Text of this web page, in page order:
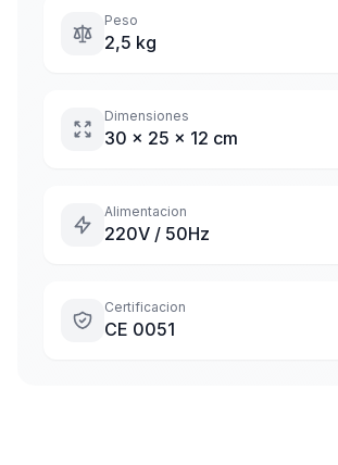
Peso
2,5 kg
Dimensiones
30 x 25 x 12 cm
Alimentacion
220V / 50Hz
Certificacion
CE 0051